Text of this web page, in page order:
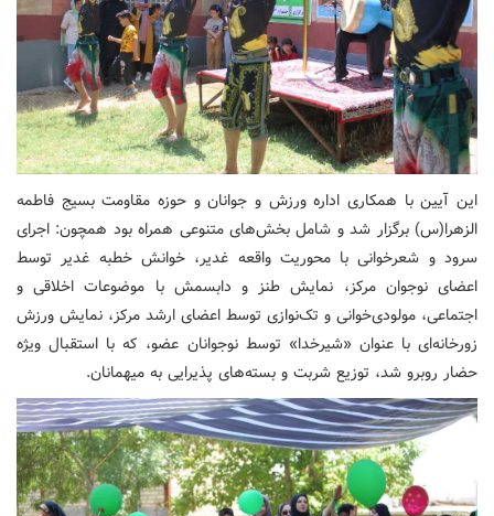
این آیین با همکاری اداره ورزش و جوانان و حوزه مقاومت بسیج فاطمه
الزهرا(س) برگزار شد و شامل بخش‌های متنوعی همراه بود همچون: اجرای
سرود و شعرخوانی با محوریت واقعه غدیر، خوانش خطبه غدیر توسط
اعضای نوجوان مرکز، نمایش طنز و دابسمش با موضوعات اخلاقی و
اجتماعی، مولودی‌خوانی و تک‌نوازی توسط اعضای ارشد مرکز، نمایش ورزش
زورخانه‌ای با عنوان «شیرخدا» توسط نوجوانان عضو، که با استقبال ویژه
حضار روبرو شد، توزیع شربت و بسته‌های پذیرایی به میهمانان.